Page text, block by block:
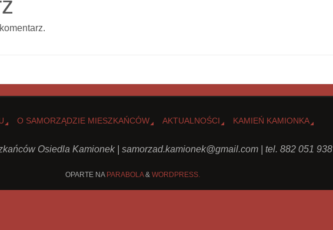
O SAMORZĄDZIE MIESZKAŃCÓW AKTUALNOŚCI KAMIEŃ KAMIONKA
Osiedla Kamionek | samorzad.kamionek@gmail.com| tel. 882 051 938
OPARTE NA PARABOLA& WORDPRESS.